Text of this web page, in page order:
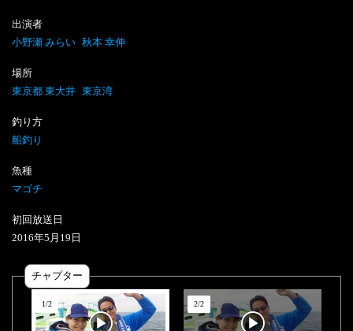
出演者
小野瀬 みらい 秋本 幸伸
場所
東京都 東大井 東京湾
釣り方
船釣り
魚種
マゴチ
初回放送日
2016年5 月 19 日
チャプター
1/2 2/2